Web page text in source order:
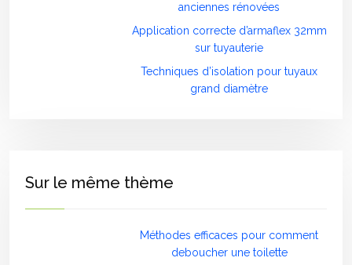
anciennes rénovées
Application correcte d’armaflex 32mm
sur tuyauterie
Techniques d’isolation pour tuyaux
grand diamètre
Sur le même thème
Méthodes efficaces pour comment
deboucher une toilette